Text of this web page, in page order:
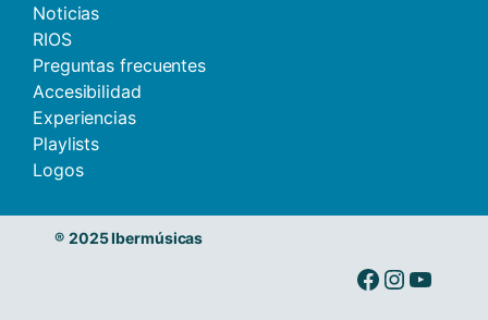
Noticias
RIOS
Preguntas frecuentes
Accesibilidad
Experiencias
Playlists
Logos
® 2025 Ibermúsicas
Ibermusicas en Facebook Ibermusicas en Instagram Ibermusicas en Youtube